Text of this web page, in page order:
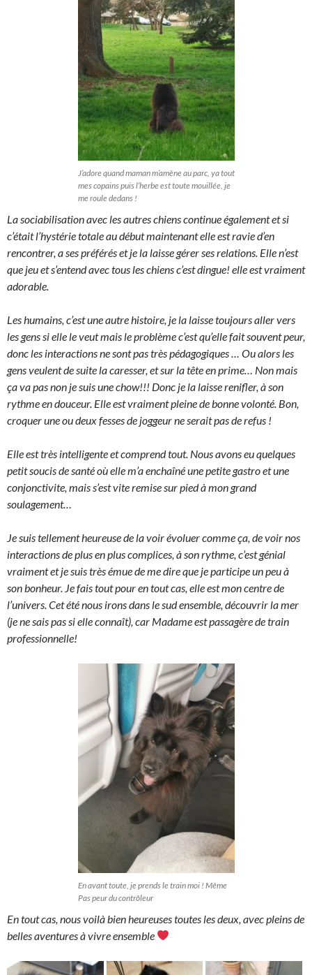
J’adore quand maman m’amène au parc, ya tout
mes copains puis l’herbe est toute mouillée, je
me roule dedans !
La sociabilisation avec les autres chiens continue également et si
c’était l’hystérie totale au début maintenant elle est ravie d’en
rencontrer, a ses préférés et je la laisse gérer ses relations. Elle n’est
que jeu et s’entend avec tous les chiens c’est dingue! elle est vraiment
adorable.
Les humains, c’est une autre histoire, je la laisse toujours aller vers
les gens si elle le veut mais le problème c’est qu’elle fait souvent peur,
donc les interactions ne sont pas très pédagogiques … Ou alors les
gens veulent de suite la caresser, et sur la tête en prime… Non mais
ça va pas non je suis une chow!!! Donc je la laisse renifler, à son
rythme en douceur. Elle est vraiment pleine de bonne volonté. Bon,
croquer une ou deux fesses de joggeur ne serait pas de refus !
Elle est très intelligente et comprend tout. Nous avons eu quelques
petit soucis de santé où elle m’a enchaîné une petite gastro et une
conjonctivite, mais s’est vite remise sur pied à mon grand
soulagement…
Je suis tellement heureuse de la voir évoluer comme ça, de voir nos
interactions de plus en plus complices, à son rythme, c’est génial
vraiment et je suis très émue de me dire que je participe un peu à
son bonheur. Je fais tout pour en tout cas, elle est mon centre de
l’univers. Cet été nous irons dans le sud ensemble, découvrir la mer
(je ne sais pas si elle connaît), car Madame est passagère de train
professionnelle!
En avant toute, je prends le train moi ! Même
Pas peur du contrôleur
En tout cas, nous voilà bien heureuses toutes les deux, avec pleins de
belles aventures à vivre ensemble